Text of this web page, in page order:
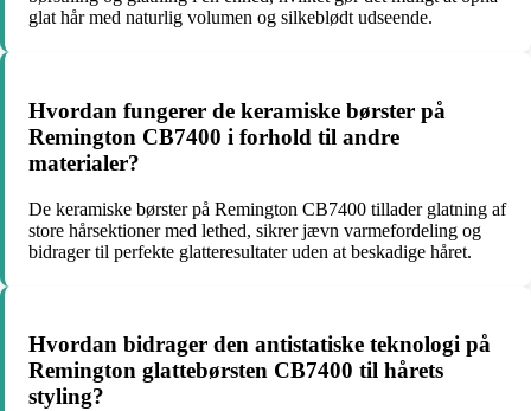
glat hår med naturlig volumen og silkeblødt udseende.
Hvordan fungerer de keramiske børster på
Remington CB7400 i forhold til andre
materialer?
De keramiske børster på Remington CB7400 tillader glatning af
store hårsektioner med lethed, sikrer jævn varmefordeling og
bidrager til perfekte glatteresultater uden at beskadige håret.
Hvordan bidrager den antistatiske teknologi på
Remington glattebørsten CB7400 til hårets
styling?